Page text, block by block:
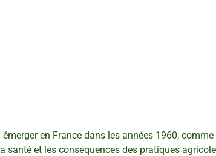
en France dans les années 1960, comme
et les conséquences des pratiques